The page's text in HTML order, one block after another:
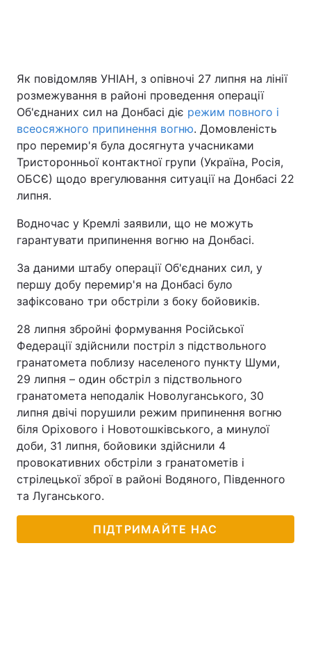
Як повідомляв УНІАН, з опівночі 27 липня на лінії
розмежування в районі проведення операції
Об'єднаних сил на Донбасі діє режим повного і
всеосяжного припинення вогню. Домовленість
про перемир'я була досягнута учасниками
Тристоронньої контактної групи (Україна, Росія,
ОБСЄ) щодо врегулювання ситуації на Донбасі 22
липня.
Водночас у Кремлі заявили, що не можуть
гарантувати припинення вогню на Донбасі.
За даними штабу операції Об'єднаних сил, у
першу добу перемир'я на Донбасі було
зафіксовано три обстріли з боку бойовиків.
28 липня збройні формування Російської
Федерації здійснили постріл з підствольного
гранатомета поблизу населеного пункту Шуми,
29 липня – один обстріл з підствольного
гранатомета неподалік Новолуганського, 30
липня двічі порушили режим припинення вогню
біля Оріхового і Новотошківського, а минулої
доби, 31 липня, бойовики здійснили 4
провокативних обстріли з гранатометів і
стрілецької зброї в районі Водяного, Південного
та Луганського.
ПІДТРИМАЙТЕ НАС